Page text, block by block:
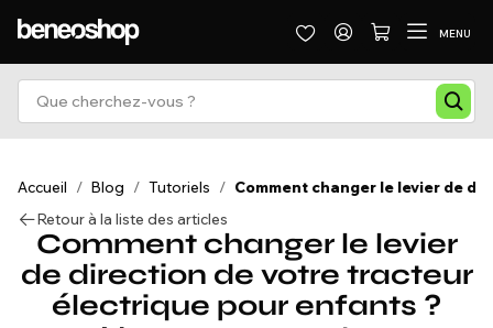
MENU
Accueil / Blog / Tutoriels / Comment changer le levier de
Retour à la liste des articles
Comment changer le levier
de direction de votre tracteur
électrique pour enfants ?